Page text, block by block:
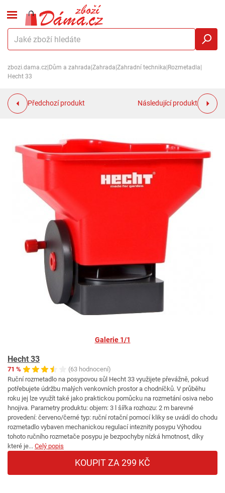
zbozi.dama.cz Dům a zahrada Zahrada Zahradní technika Rozmetadla
Hecht 33
Předchozí produkt Následující produkt
Galerie 1/1
Hecht 33
71 %
(63 hodnocení)
Ruční rozmetadlo na posypovou sůl Hecht 33 využijete převážně, pokud
potřebujete údržbu malých venkovních prostor a chodníčků. V průběhu
roku jej lze využít také jako praktickou pomůcku na rozmetání osiva nebo
hnojiva. Parametry produktu: objem: 3 l šířka rozhozu: 2 m barevné
provedení: červeno/černé typ: ruční rotační pomocí kliky se uvádí do chodu
rozmetadlo vybaven mechanickou regulací inteznity posypu Výhodou
tohoto ručního rozmetače posypu je bezpochyby nízká hmotnost, díky
které je... Celý popis
KOUPIT ZA 299 KČ